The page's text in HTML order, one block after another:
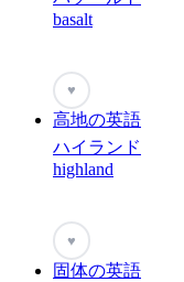
basalt
♥
高地の英語
ハイランド
highland
♥
固体の英語